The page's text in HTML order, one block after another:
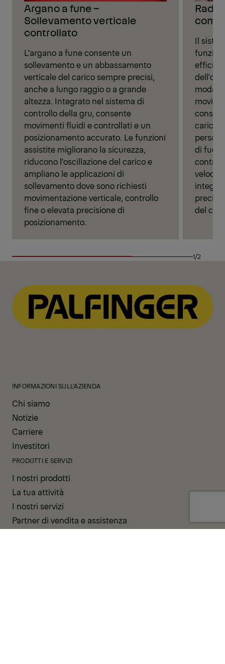
Argano a fune –
Sollevamento verticale
controllato
L'argano a fune consente un
sollevamento e un abbassamento
verticale del carico sempre precisi,
anche a lungo raggio o a grande
altezza. Integrato nel sistema di
controllo della gru, consente
movimenti fluidi e controllati e un
posizionamento accurato. Le funzioni
assistite migliorano la sicurezza,
riducono l'oscillazione del carico e
ampliano le applicazioni di
sollevamento dove sono richiesti
movimentazione verticale, controllo
fine o elevata precisione di
posizionamento.
Il
carico,
di fuori
del
1/2
INFORMAZIONI SULL'AZIENDA
Chi siamo
Notizie
Carriere
Investitori
PRODOTTI E SERVIZI
I nostri prodotti
La tua attività
I nostri servizi
Partner di vendita e assistenza